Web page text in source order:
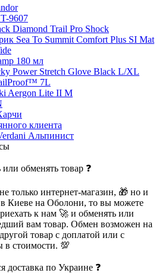
9607
Diamond Trail Pro Shock
Sea To Summit Comfort Plus SI Mat
180 мл
Power Stretch Glove Black L/XL
7L
Aergon Lite II M
клиента
Альпинист
обменять товар ❓
только интернет-магазин, 🎁 но и
Киеве на Оболони, то вы можете
к нам 🚀 и обменять или
вам товар. Обмен возможен на
товар с доплатой или с
в стоимости. 💯
доставка по Украине ❓